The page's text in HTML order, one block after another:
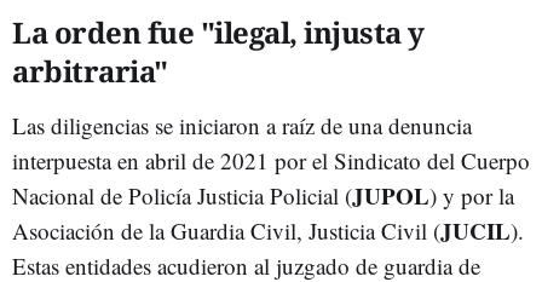
La orden fue "ilegal, injusta y
arbitraria"
Las diligencias se iniciaron a raíz de una denuncia
interpuesta en abril de 2021 por el Sindicato del Cuerpo
Nacional de Policía Justicia Policial (JUPOL) y por la
Asociación de la Guardia Civil, Justicia Civil (JUCIL).
Estas entidades acudieron al juzgado de guardia de